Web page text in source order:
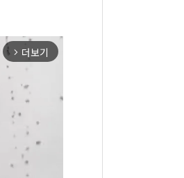
arrow_forward_ios 더보기